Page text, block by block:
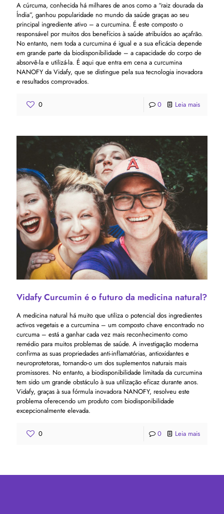
A cúrcuma, conhecida há milhares de anos como a “raiz dourada da
Índia”, ganhou popularidade no mundo da saúde graças ao seu
principal ingrediente ativo – a curcumina. É este composto o
responsável por muitos dos benefícios à saúde atribuídos ao açafrão.
No entanto, nem toda a curcumina é igual e a sua eficácia depende
em grande parte da biodisponibilidade – a capacidade do corpo de
absorvê-la e utilizá-la. É aqui que entra em cena a curcumina
NANOFY da Vidafy, que se distingue pela sua tecnologia inovadora
e resultados comprovados.
0 0 Leia mais
Vidafy Curcumin é o futuro da medicina natural?
A medicina natural há muito que utiliza o potencial dos ingredientes
activos vegetais e a curcumina – um composto chave encontrado no
curcuma – está a ganhar cada vez mais reconhecimento como
remédio para muitos problemas de saúde. A investigação moderna
confirma as suas propriedades anti-inflamatórias, antioxidantes e
neuroprotetoras, tornando-o um dos suplementos naturais mais
promissores. No entanto, a biodisponibilidade limitada da curcumina
tem sido um grande obstáculo à sua utilização eficaz durante anos.
Vidafy, graças à sua fórmula inovadora NANOFY, resolveu este
problema oferecendo um produto com biodisponibilidade
excepcionalmente elevada.
0 0 Leia mais